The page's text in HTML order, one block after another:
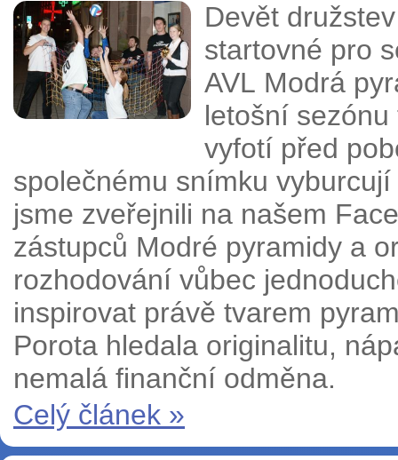
Devět
startovné pro
AVL Modrá
letošní
vyfotí před
společnému snímku
jsme zveřejnili na našem
zástupců Modré pyramidy a
rozhodování vůbec
inspirovat právě tvarem
Porota hledala originalitu,
nemalá finanční odměna.
Celý článek »